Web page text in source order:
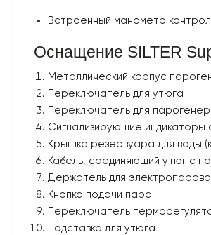
Встроенный манометр
Оснащение SILTER
Металлический корпус
Переключатель для утюга
Переключатель для
Сигнализирующие
Крышка резервуара для воды
Кабель, соединяющий утюг с
Держатель для
Кнопка подачи пара
Переключатель
Подставка для утюга